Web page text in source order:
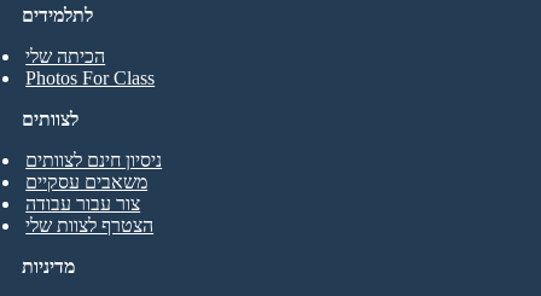
לתלמידים
הכיתה שלי
Photos For Class
לצוותים
ניסיון חינם לצוותים
משאבים עסקיים
צור עבור עבודה
הצטרף לצוות שלי
מדיניות